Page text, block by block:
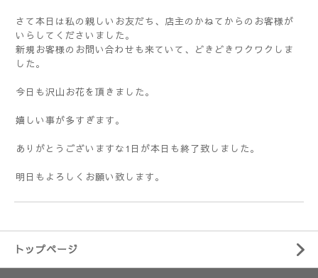
さて本日は私の親しいお友だち、店主のかねてからのお客様が
いらしてくださいました。
新規お客様のお問い合わせも来ていて、どきどきワクワクしま
した。
今日も沢山お花を頂きました。
嬉しい事が多すぎます。
ありがとうございますな1日が本日も終了致しました。
明日もよろしくお願い致します。
トップページ